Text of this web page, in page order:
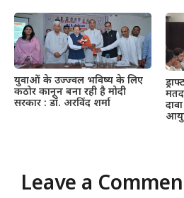
युवाओं के उज्ज्वल भविष्य के लिए
कठोर कानून बना रही है मोदी
सरकार : डॉ. अरविंद शर्मा
Leave a